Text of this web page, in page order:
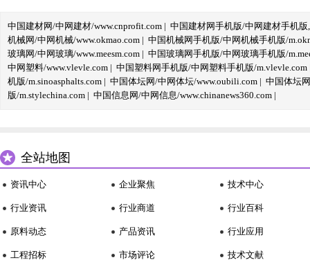
中国建材网/中网建材/www.cnprofit.com | 中国建材网手机版/中网建材手机版
机械网/中网机械/www.okmao.com | 中国机械网手机版/中网机械手机版/
玻璃网/中网玻璃/www.meesm.com | 中国玻璃网手机版/中网玻璃手机版/
中网塑料/www.vlevle.com | 中国塑料网手机版/中网塑料手机版/m.vlevle.com
机版/m.sinoasphalts.com | 中国体坛网/中网体坛/www.oubili.com | 中国体坛
版/m.stylechina.com | 中国信息网/中网信息/www.chinanews360.com |
全站地图
资讯中心
行业资讯
原料动态
工程招标
企业聚焦
行业商道
产品资讯
市场评论
技术中心
行业百科
行业应用
技术文献